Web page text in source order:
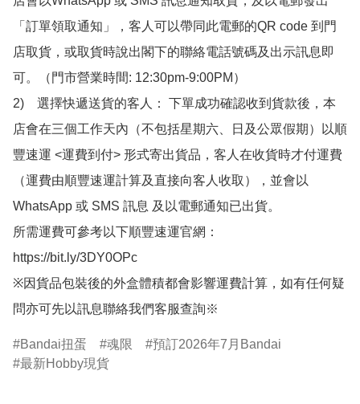
「訂單領取通知」，客人可以帶同此電郵的QR code 到門
店取貨，或取貨時說出閣下的聯絡電話號碼及出示訊息即
可。（門市營業時間: 12:30pm-9:00PM）
2)　選擇快遞送貨的客人： 下單成功確認收到貨款後，本
店會在三個工作天內（不包括星期六、日及公眾假期）以順
豐速運 <運費到付> 形式寄出貨品，客人在收貨時才付運費
（運費由順豐速運計算及直接向客人收取），並會以
WhatsApp 或 SMS 訊息 及以電郵通知已出貨。
所需運費可參考以下順豐速運官網：
https://bit.ly/3DY0OPc
※因貨品包裝後的外盒體積都會影響運費計算，如有任何疑
問亦可先以訊息聯絡我們客服查詢※
Bandai扭蛋 魂限
預訂2026年7月Bandai
最新Hobby現貨